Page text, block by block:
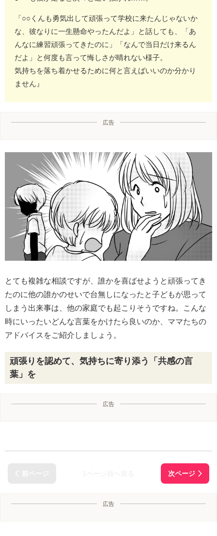
「○○くんも勇気出して頑張って学校に来たんじゃないか
な、彼なりに一生懸命やったんだよ」と話しても、「あ
んなに練習頑張ってきたのに」「なんで当日だけ来るん
だよ」と何度も言って悔しさが晴れない様子。
気持ちを落ち着かせるために何と言えばいいのか分かり
ません』
広告
とても複雑な相談ですが、誰かを喜ばせようと頑張ってき
たのに他の誰かのせいで台無しになったと子どもが思って
しまう出来事は、他の家庭でも起こりそうですね。こんな
時にいったいどんな言葉をかけたら良いのか、ママたちの
アドバイスをご紹介しましょう。
頑張りを認めて、気持ちに寄り添う「共感の言
葉」を
広告
広告